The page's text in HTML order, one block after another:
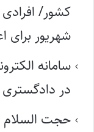
کشور/
شهریور
سامانه
در دادگستری
حجت السلام